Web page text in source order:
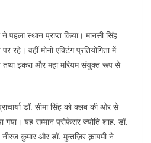
ने पहला स्थान प्राप्त किया। मानसी सिंह
रहे। वहीं मोनो एक्टिंग प्रतियोगिता में
तथा इकरा और महा मरियम संयुक्त रूप से
डॉ. सीमा सिंह को क्लब की ओर से
गया। यह सम्मान प्रोफेसर ज्योति शाह, डॉ.
नीरज कुमार और डॉ. मुन्तज़िर क़ायमी ने